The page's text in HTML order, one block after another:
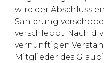
wird der Abschluss
Sanierung
verschleppt. Nach
vernünftigen
Mitglieder des